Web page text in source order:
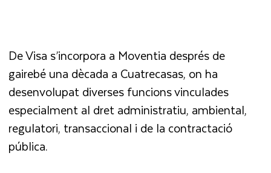
De Visa s’incorpora a Moventia després de
gairebé una dècada a Cuatrecasas, on ha
desenvolupat diverses funcions vinculades
especialment al dret administratiu, ambiental,
regulatori, transaccional i de la contractació
pública.